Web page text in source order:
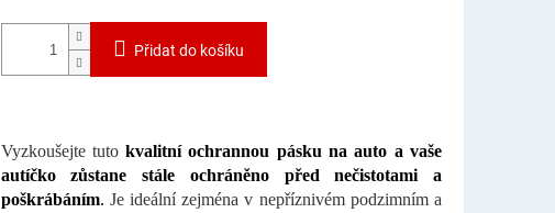
Přidat do košíku
Vyzkoušejte tutokvalitní ochrannou pásku na auto a vaše
autíčko zůstane stále ochráněno před nečistotami a
poškrábáním. Je ideální zejména v nepříznivém podzimním a